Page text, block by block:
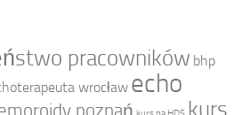
pracowników bhp
wrocław echo
poznań
kurs